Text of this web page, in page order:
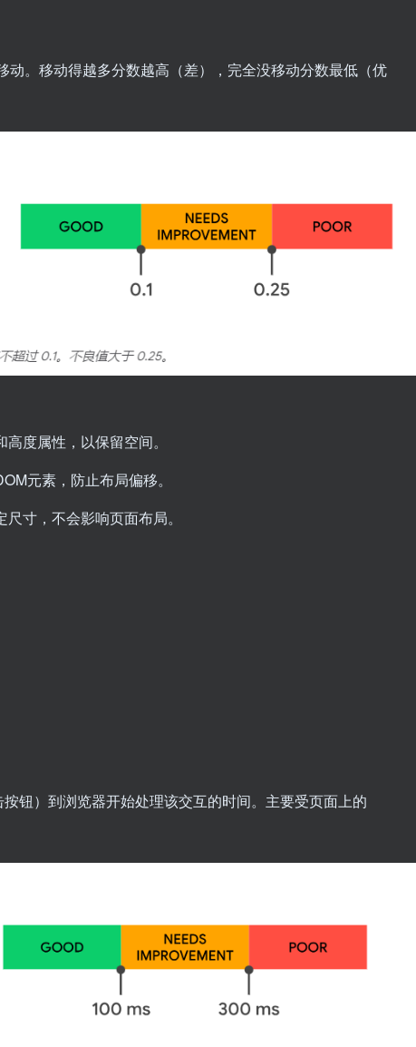
。移动得越多分数越高（差），完全没移动分数最低（优
度属性，以保留空间。
元素，防止布局偏移。
寸，不会影响页面布局。
钮）到浏览器开始处理该交互的时间。主要受页面上的